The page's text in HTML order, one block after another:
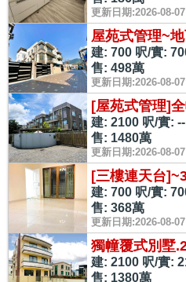
更新日期:2026-08-07
屋苑式管理~
建: 700 呎/實:
售: 498萬
更新日期:2026-08-07
[屋苑式管理]
建: 2100 呎/實:
售: 1480萬
更新日期:2026-08-07
[三樓連天台
建: 700 呎/實:
售: 368萬
更新日期:2026-08-07
獨幢覆式別墅
建: 2100 呎/實:
售: 1380萬